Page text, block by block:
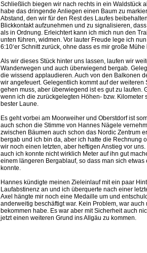
Schließlich biegen wir nach rechts in ein Waldstück
habe das dringende Anliegen einen Baum zu
Abstand, den wir für den Rest des Laufes
Blickkontakt aufzunehmen und zu signalisieren,
als in Ordnung. Erleichtert kann ich mich nun den
unten führen, widmen. Vor lauter Freude lege ich
6:10‘er Schnitt zurück, ohne dass es mir große Mühe
Als wir dieses Stück hinter uns lassen, laufen wir
Wanderwegen und auch überwiegend bergab.
die wissend applaudieren. Auch von den Balkonen
wir angefeuert. Gelegentlich kommt auf der
gehen muss, aber überwiegend ist es gut zu laufen.
wenn ich die zurückgelegten Höhen- bzw.
bester Laune.
Es geht vorbei am Moorweiher und Oberstdorf ist
auch schon die Stimme von Hannes Nägele
zwischen Bäumen auch schon das Nordic Zentrum
bergab und ich bin da, aber ich hatte die Rechnung
wir noch einen letzten, aber heftigen Anstieg vor
auch ich konnte nicht wirklich Meter auf ihn gut
einem längeren Bergablauf, so dass man sich
konnte.
Hannes kündigte meinen Zieleinlauf mit ein paar
Laufabstinenz an und ich überquerte nach einer
Axel hängte mir noch eine Medaille um und
anderweitig beschäftigt war. Kein Problem, war
bekommen habe. Es war aber mit Sicherheit auch
jetzt einen weiteren Grund ins Allgäu zu kommen.